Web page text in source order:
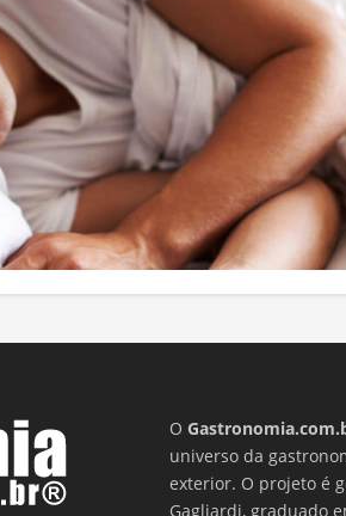
O
universo da
exterior. O projeto é
Gagliardi, graduado